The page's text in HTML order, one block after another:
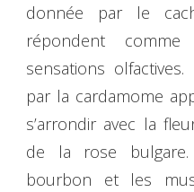
donnée par le
répondent
sensations
par la cardamome
s’arrondir avec la
de la rose
bourbon et les